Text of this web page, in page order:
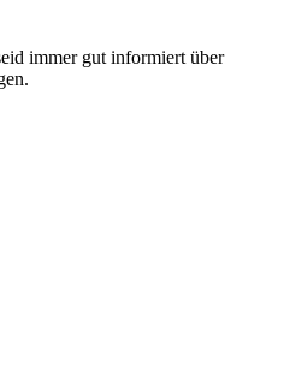
immer gut informiert über